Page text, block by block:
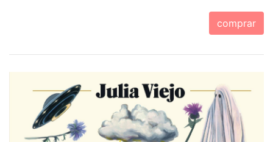
comprar